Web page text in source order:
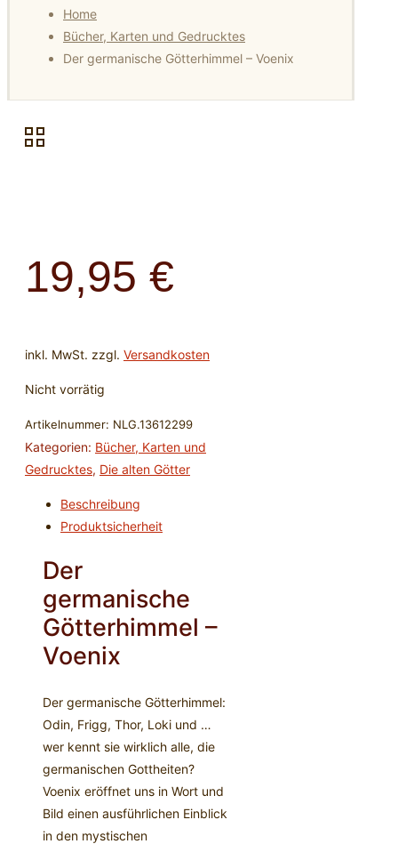
Home
Bücher, Karten und Gedrucktes
Der germanische Götterhimmel – Voenix
19,95 €
inkl. MwSt. zzgl. Versandkosten
Nicht vorrätig
Artikelnummer: NLG.13612299
Kategorien: Bücher, Karten und
Gedrucktes, Die alten Götter
Beschreibung
Produktsicherheit
Der
germanische
Götterhimmel –
Voenix
Der germanische Götterhimmel:
Odin, Frigg, Thor, Loki und …
wer kennt sie wirklich alle, die
germanischen Gottheiten?
Voenix eröffnet uns in Wort und
Bild einen ausführlichen Einblick
in den mystischen